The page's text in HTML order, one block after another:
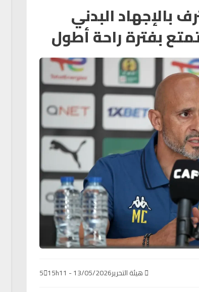
بالإجهاد البدني
بفترة راحة أطول
هيئة التحرير13/05/2026 - 15h11
5